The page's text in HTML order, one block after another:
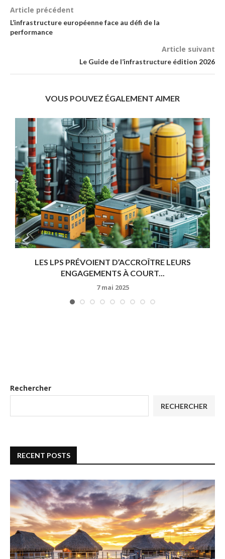
Article précédent
L’infrastructure européenne face au défi de la
performance
Article suivant
Le Guide de l’infrastructure édition 2026
VOUS POUVEZ ÉGALEMENT AIMER
LES LPS PRÉVOIENT D’ACCROÎTRE LEURS
ENGAGEMENTS À COURT...
7 mai 2025
Rechercher
RECHERCHER
RECENT POSTS